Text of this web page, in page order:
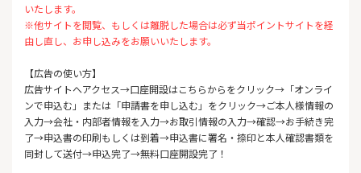
いたします。
※他サイトを閲覧、もしくは離脱した場合は必ず当ポイントサイトを経
由し直し、お申し込みをお願いいたします。
【広告の使い方】
広告サイトへアクセス→口座開設はこちらからをクリック→「オンライ
ンで申込む」または「申請書を申し込む」をクリック→ご本人様情報の
入力→会社・内部者情報を入力→お取引情報の入力→確認→お手続き完
了→申込書の印刷もしくは到着→申込書に署名・捺印と本人確認書類を
同封して送付→申込完了→無料口座開設完了！